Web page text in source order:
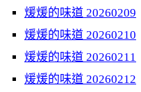
煖煖的味道 20260209
煖煖的味道 20260210
煖煖的味道 20260211
煖煖的味道 20260212